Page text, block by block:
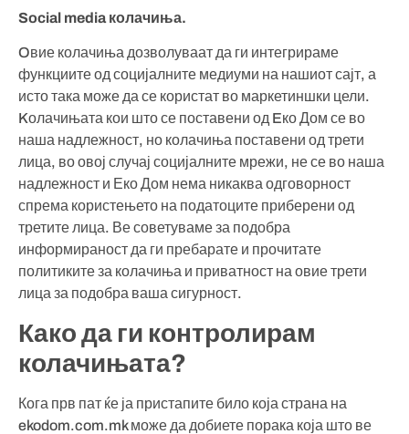
Social media колачиња.
Oвие колачиња дозволуваат да ги интегрираме
функциите од социјалните медиуми на нашиот сајт, а
исто така може да се користат во маркетиншки цели.
Kолачињата кои што се поставени од Eко Дом се во
наша надлежност, но колачиња поставени од трети
лица, во овој случај социјалните мрежи, не се во наша
надлежност и Еко Дом нема никаква одговорност
спрема користењето на податоците приберени од
третите лица. Ве советуваме за подобра
информираност да ги пребарате и прочитате
политиките за колачиња и приватност на овие трети
лица за подобра ваша сигурност.
Како да ги контролирам
колачињата?
Кога прв пат ќе ја пристапите било која страна на
ekodom.com.mk може да добиете порака која што ве